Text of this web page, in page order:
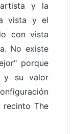
y la
vista y el
con vista
No existe
porque
y su valor
The